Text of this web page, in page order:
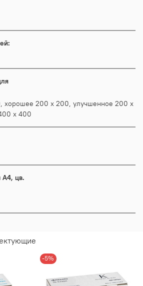
хорошее 200 x 200, улучшенное 200 x
x 400
А4, цв.
-5%